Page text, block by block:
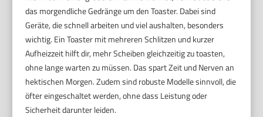
das morgendliche Gedränge um den Toaster. Dabei sind
Geräte, die schnell arbeiten und viel aushalten, besonders
wichtig. Ein Toaster mit mehreren Schlitzen und kurzer
Aufheizzeit hilft dir, mehr Scheiben gleichzeitig zu toasten,
ohne lange warten zu müssen. Das spart Zeit und Nerven an
hektischen Morgen. Zudem sind robuste Modelle sinnvoll, die
öfter eingeschaltet werden, ohne dass Leistung oder
Sicherheit darunter leiden.